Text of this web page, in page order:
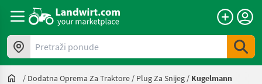
Pretraži ponude
/ Dodatna Oprema Za Traktore / Plug Za Snijeg / Kugelmann